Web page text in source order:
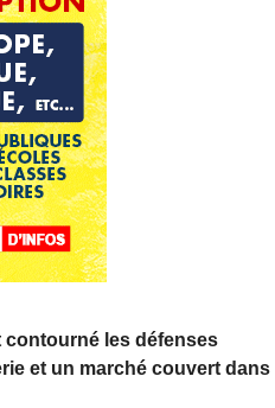
contourné les défenses
et un marché couvert dans